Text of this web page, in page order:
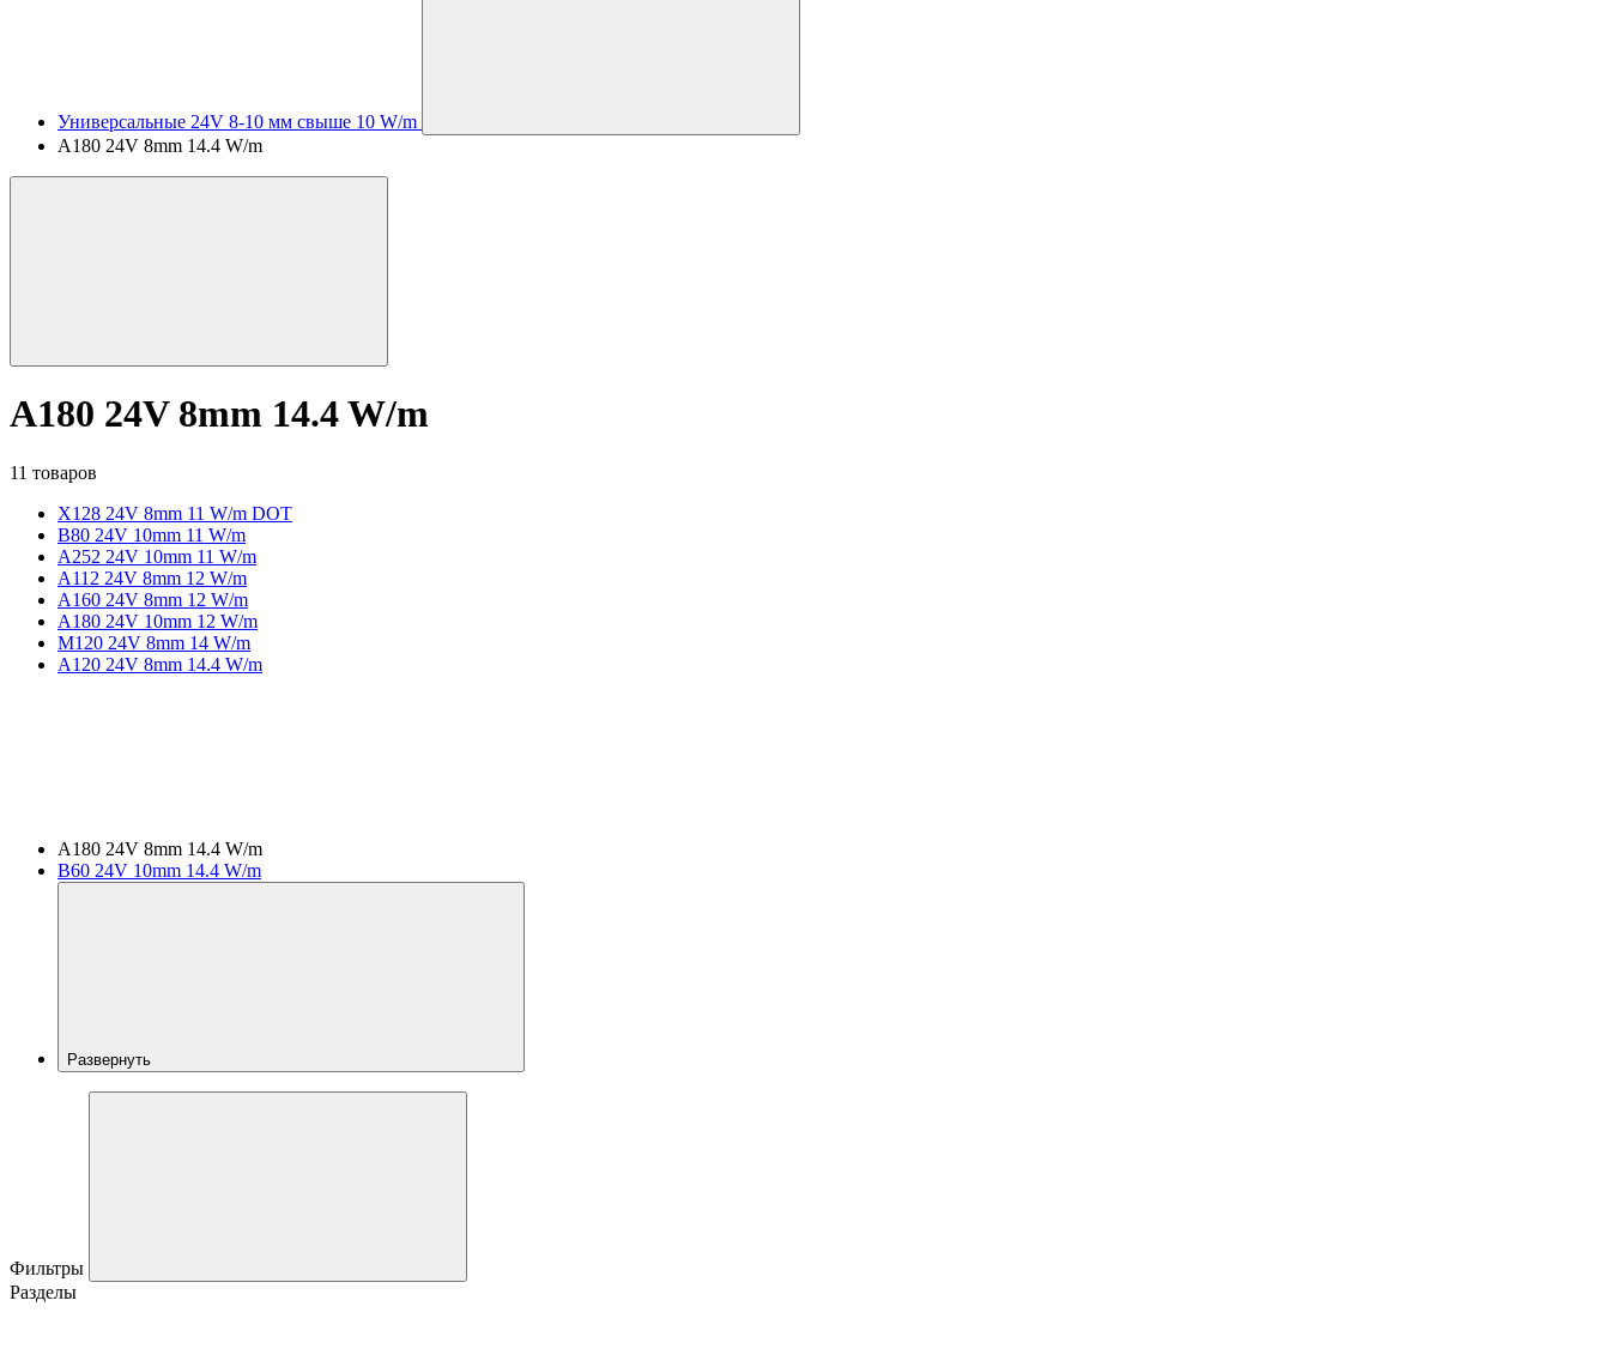
Универсальные 24V 8-10 мм свыше 10 W/m
A180 24V 8mm 14.4 W/m
A180 24V 8mm 14.4 W/m
11 товаров
X128 24V 8mm 11 W/m DOT
B80 24V 10mm 11 W/m
A252 24V 10mm 11 W/m
A112 24V 8mm 12 W/m
A160 24V 8mm 12 W/m
A180 24V 10mm 12 W/m
M120 24V 8mm 14 W/m
A120 24V 8mm 14.4 W/m
A180 24V 8mm 14.4 W/m
B60 24V 10mm 14.4 W/m
Развернуть
Фильтры
Разделы